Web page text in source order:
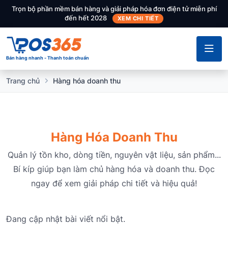
Trọn bộ phần mềm bán hàng và giải pháp hóa đơn điện tử miễn phí
đến hết 2028
XEM CHI TIẾT
Bán hàng nhanh - Thanh toán chuẩn
Trang chủ Hàng hóa doanh thu
Hàng Hóa Doanh Thu
Quản lý tồn kho, dòng tiền, nguyên vật liệu, sản phẩm...
Bí kíp giúp bạn làm chủ hàng hóa và doanh thu. Đọc
ngay để xem giải pháp chi tiết và hiệu quả!
Đang cập nhật bài viết nổi bật.